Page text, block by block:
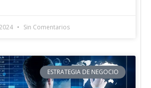
Sin Comentarios
ESTRATEGIA DE NEGOCIO